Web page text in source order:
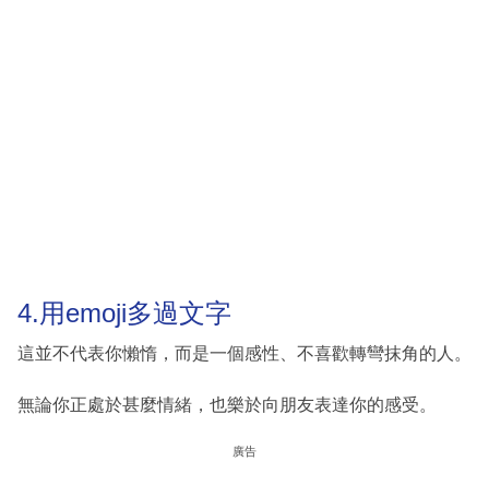
4.用emoji多過文字
這並不代表你懶惰，而是一個感性、不喜歡轉彎抹角的人。
無論你正處於甚麼情緒，也樂於向朋友表達你的感受。
廣告